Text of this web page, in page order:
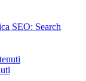
SEO: Search